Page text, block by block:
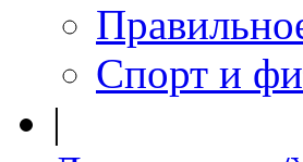
Спорт и
|